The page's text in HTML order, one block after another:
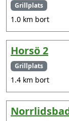
Grillplats
1.0 km bort
Horsö 2
Grillplats
1.4 km bort